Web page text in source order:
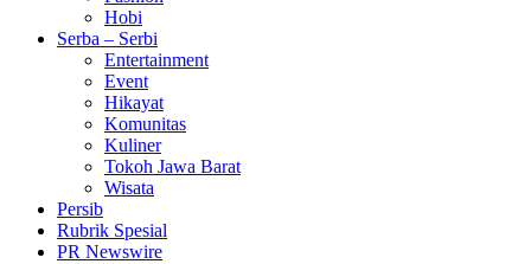
Hobi
Serba – Serbi
Entertainment
Event
Hikayat
Komunitas
Kuliner
Tokoh Jawa Barat
Wisata
Persib
Rubrik Spesial
PR Newswire